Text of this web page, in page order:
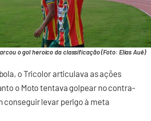
o gol heroico da classificação (Foto: Elias Auê)
o Tricolor articulava as ações
o Moto tentava golpear no contra-
conseguir levar perigo à meta